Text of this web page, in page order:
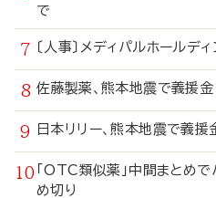
で
〔人事〕メディパルホールデ
佐藤製薬、熊本地震で義援
日本リリー、熊本地震で義
「OTC類似薬」中間まと
め切り